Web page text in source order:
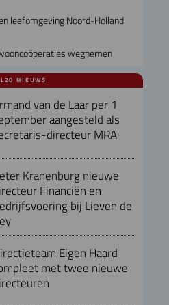
leefomgeving Noord-Holland
wegnemen
NIEUWS
van de Laar per 1
aangesteld als
directeur MRA
Kranenburg nieuwe
Financiën en
bij Lieven de
Eigen Haard
met twee nieuwe